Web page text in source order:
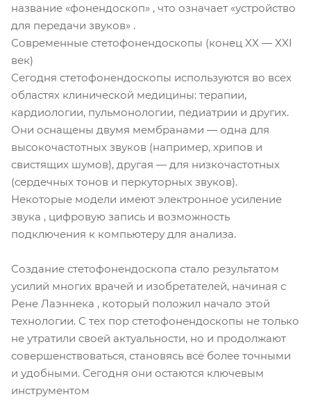
название «фонендоскоп» , что означает «устройство
для передачи звуков» .
Современные стетофонендоскопы (конец XX — XXI
век)
Сегодня стетофонендоскопы используются во всех
областях клинической медицины: терапии,
кардиологии, пульмонологии, педиатрии и других.
Они оснащены двумя мембранами — одна для
высокочастотных звуков (например, хрипов и
свистящих шумов), другая — для низкочастотных
(сердечных тонов и перкуторных звуков).
Некоторые модели имеют электронное усиление
звука , цифровую запись и возможность
подключения к компьютеру для анализа.
Создание стетофонендоскопа стало результатом
усилий многих врачей и изобретателей, начиная с
Рене Лаэннека , который положил начало этой
технологии. С тех пор стетофонендоскопы не только
не утратили своей актуальности, но и продолжают
совершенствоваться, становясь всё более точными
и удобными. Сегодня они остаются ключевым
инструментом